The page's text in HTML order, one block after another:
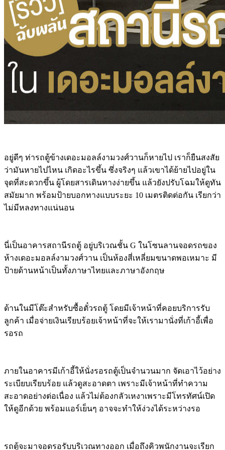
อยู่ดีๆ ท่ารถตู้ข้างเดอะมอลล์งามวงศ์วานก็หายไป เราก็ยืนสงสัย
ว่ามันหายไปไหน เกิดอะไรขึ้น ซึ่งจริงๆ แล้วเขาได้ย้ายไปอยู่ใน
จุดที่สะดวกขึ้น ผู้โดยสารเดินทางง่ายขึ้น แล้วยังปรับโฉมให้ดูทัน
สมัยมาก พร้อมป้ายบอกทางแบบระยะ 10 เมตรติดต่อกัน เรียกว่า
ไม่มีหลงทางแน่นอน
นี่เป็นอาคารสถานีรถตู้ อยู่บริเวณชั้น G ในโซนลานจอดรถของ
ห้างเดอะมอลล์งามวงศ์วาน เป็นห้องสี่เหลี่ยมขนาดพอเหมาะ มี
ป้ายด้านหน้าเป็นทั้งภาษาไทยและภาษาอังกฤษ
ด้านในมีโต๊ะสำหรับซื้อตั๋วรถตู้ โดยมีเจ้าหน้าที่คอยบริการรับ
ลูกค้า เมื่อจ่ายเงินเรียบร้อยเจ้าหน้าที่จะให้เรามานั่งที่เก้าอี้เพื่อ
รอรถ
ภายในอาคารมีเก้าอี้ให้นั่งรอรถตู้เป็นจำนวนมาก จัดเอาไว้อย่าง
ระเบียบเรียบร้อย แล้วดูสะอาดตา เพราะมีเจ้าหน้าที่ทำความ
สะอาดอย่างต่อเนื่อง แล้วไม่ต้องกลัวเหงาเพราะมีโทรทัศน์เปิด
ให้ดูอีกด้วย พร้อมแอร์เย็นๆ อาจจะทำให้ง่วงได้ระหว่างรอ
รถตู้จะมาจอดรอรับบริเวณทางออก เมื่อถึงคิวพนักงานจะเรียก